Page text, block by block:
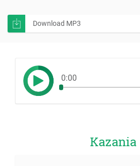
Download MP3
0:00
Kazania